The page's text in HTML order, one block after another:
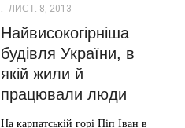
ЛИСТ. 8, 2013
Найвисокогірніша
будівля України, в
якій жили й
працювали люди
На карпатській горі Піп Іван в